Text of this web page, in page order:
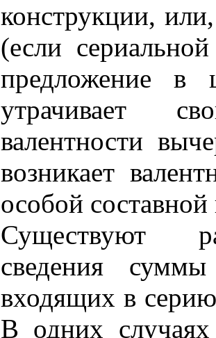
конструкции,
(если
предложение в
утрачивает
валентности
возникает
особой
Существуют
сведения суммы
входящих в
В одних